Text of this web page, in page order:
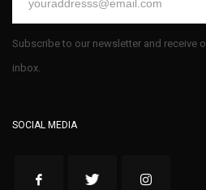
Subscribe to our newsletter and receive
inbox.
SOCIAL MEDIA